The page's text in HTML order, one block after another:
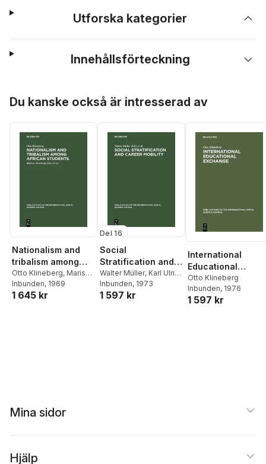
Utforska kategorier
Innehållsförteckning
Du kanske också är intresserad av
Nationalism and
tribalism among
African students
Otto Klineberg, Marisa
Zavalloni, International
Social Science Council
Inbunden, 1969
1 645 kr
Del 16
Social
Stratification and
Career Mobility
Walter Müller, Karl Ulrich
Mayer
Inbunden, 1973
1 597 kr
International
Educational
Exchange
Otto Klineberg
Inbunden, 1976
1 597 kr
Mina sidor
Hjälp